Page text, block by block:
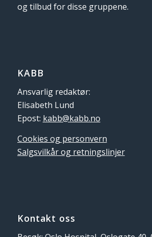
og tilbud for disse gruppene.
KABB
Ansvarlig redaktør:
Elisabeth Lund
Epost: kabb@kabb.no
Cookies og personvern
Salgsvilkår og retningslinjer
Kontakt oss